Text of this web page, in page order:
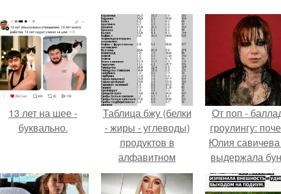
13 лет на шее -
буквально.
Таблица бжу (белки
- жиры - углеводы)
продуктов в
алфавитном
порядке.
От поп -
гроулингу:
Юлия
выдержала
собственной
аудитории.